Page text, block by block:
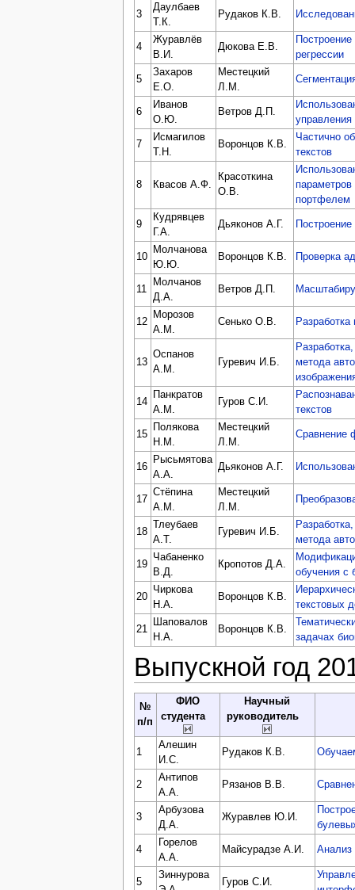
3
Даулбаев
Т.К.
Рудаков К.В.
4
Журавлёв
В.И.
Дюкова Е.В.
регрессии
5
Захаров
Е.О.
Местецкий
Л.М.
6
Иванов
О.Ю.
Ветров Д.П.
7
Исмагилов
Т.Н.
Воронцов К.В.
Частично
текстов
8 Квасов А.Ф.
Красоткина
О.В.
параметров
портфелем
9
Кудрявцев
Г.А.
Дьяконов А.Г.
10
Молчанова
Ю.Ю.
Воронцов К.В. Проверка
11
Молчанов
Д.А.
Ветров Д.П.
12
Морозов
А.М.
Сенько О.В.
13
Оспанов
А.М.
Гуревич И.Б.
метода
14
Панкратов
А.М.
Гуров С.И.
текстов
15
Полякова
Н.М.
Местецкий
Л.М.
Сравнение
16
Рысьмятова
А.А.
Дьяконов А.Г.
17
Стёпина
А.М.
Местецкий
Л.М.
18
Тлеубаев
А.Т.
Гуревич И.Б.
метода
19
Чабаненко
В.Д.
Кропотов Д.А.
обучения с
20
Чиркова
Н.А.
Воронцов К.В.
текстовых
21
Шаповалов
Н.А.
Воронцов К.В.
задачах
Выпускной год
№
п/п
ФИО
студента
Научный
руководитель
1
Алешин
И.С.
Рудаков К.В.
2
Антипов
А.А.
Рязанов В.В.
3
Арбузова
Д.А.
Журавлев Ю.И.
4
Горелов
А.А.
Майсурадзе А.И. Анализ
5
Зиннурова
Гуров С.И.